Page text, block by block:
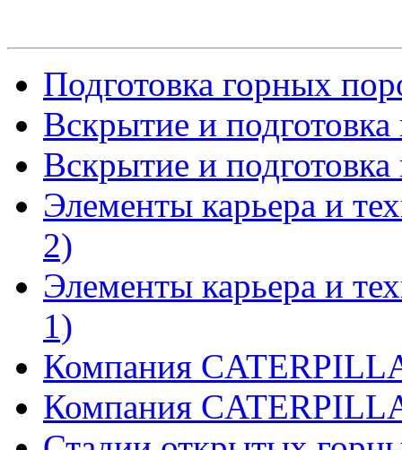
Подготовка горных
Вскрытие и подготовка
Вскрытие и подготовка
Элементы карьера и
2)
Элементы карьера и
1)
Компания
Компания